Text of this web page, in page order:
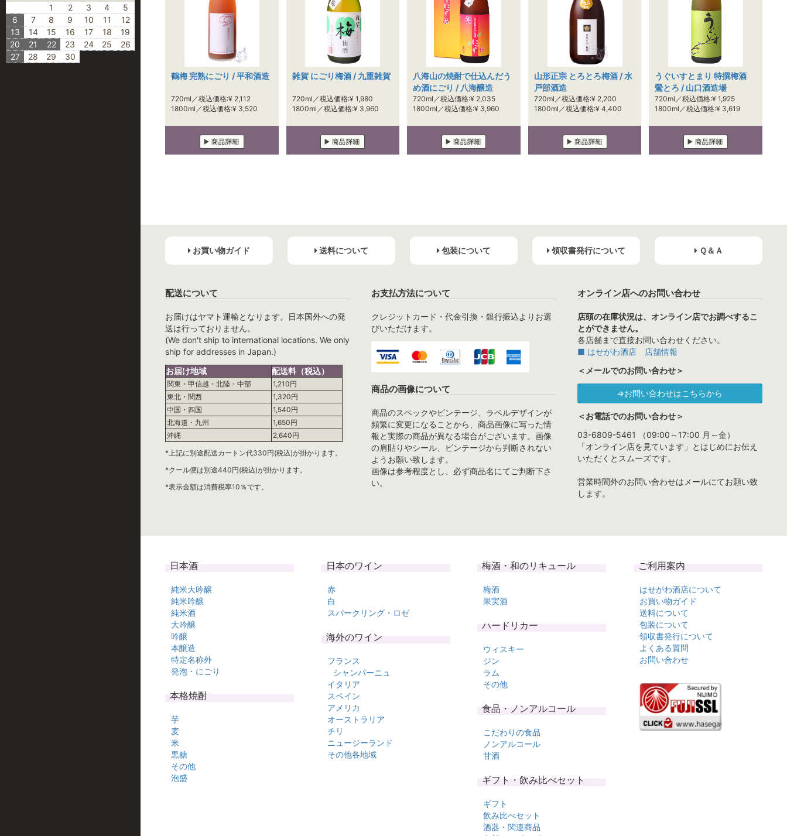
1
2 3 4
5
6
7 8 9 10 11
12
13
14 15 16 17 18
19
20
21 22 23 24 25
26
27
28 29 30
鶴梅 完熟にごり / 平和酒造
720ml／税込価格:¥ 2,112
1800ml／税込価格:¥ 3,520
雑賀 にごり梅酒 / 九重雑賀
720ml／税込価格:¥ 1,980
1800ml／税込価格:¥ 3,960
八海山の焼酎で仕込んだう
め酒にごり / 八海醸造
720ml／税込価格:¥ 2,035
1800ml／税込価格:¥ 3,960
山形正宗 とろとろ梅酒 / 水
戸部酒造
720ml／税込価格:¥ 2,200
1800ml／税込価格:¥ 4,400
うぐいすとまり 特撰梅酒
鶯とろ / 山口酒造場
720ml／税込価格:¥ 1,925
1800ml／税込価格:¥ 3,619
お買い物ガイド 送料について 包装について 領収書発行について Ｑ＆Ａ
配送について
お届けはヤマト運輸となります。日本国外への発
送は行っておりません。
(We don't ship to international locations. We only
ship for addresses in Japan.)
お届け地域
配送料（税込）
関東・甲信越・北陸・中部
1,210円
東北・関西
1,320円
中国・四国
1,540円
北海道・九州
1,650円
沖縄
2,640円
*上記に別途配送カートン代330円(税込)が掛かります。
*クール便は別途440円(税込)が掛かります。
*表示金額は消費税率10％です。
お支払方法について
クレジットカード・代金引換・銀行振込よりお選
びいただけます。
商品の画像について
商品のスペックやビンテージ、ラベルデザインが
頻繁に変更になることから、商品画像に写った情
報と実際の商品が異なる場合がございます。画像
の肩貼りやシール、ビンテージから判断されない
ようお願い致します。
画像は参考程度とし、必ず商品名にてご判断下さ
い。
オンライン店へのお問い合わせ
店頭の在庫状況は、オンライン店でお調べするこ
とができません。
各店舗まで直接お問い合わせください。
■ はせがわ酒店 店舗情報
＜メールでのお問い合わせ＞
⇒お問い合わせはこちらから
＜お電話でのお問い合わせ＞
03-6809-5461 （09:00～17:00 月～金）
「オンライン店を見ています」とはじめにお伝え
いただくとスムーズです。
営業時間外のお問い合わせはメールにてお願い致
します。
日本酒
純米大吟醸
純米吟醸
純米酒
大吟醸
吟醸
本醸造
特定名称外
発泡・にごり
本格焼酎
芋
麦
米
黒糖
その他
泡盛
日本のワイン
赤
白
スパークリング・ロゼ
海外のワイン
フランス
シャンパーニュ
イタリア
スペイン
アメリカ
オーストラリア
チリ
ニュージーランド
その他各地域
梅酒・和のリキュール
梅酒
果実酒
ハードリカー
ウィスキー
ジン
ラム
その他
食品・ノンアルコール
こだわりの食品
ノンアルコール
甘酒
ギフト・飲み比べセット
ギフト
飲み比べセット
酒器・関連商品
ご利用案内
はせがわ酒店について
お買い物ガイド
送料について
包装について
領収書発行について
よくある質問
お問い合わせ